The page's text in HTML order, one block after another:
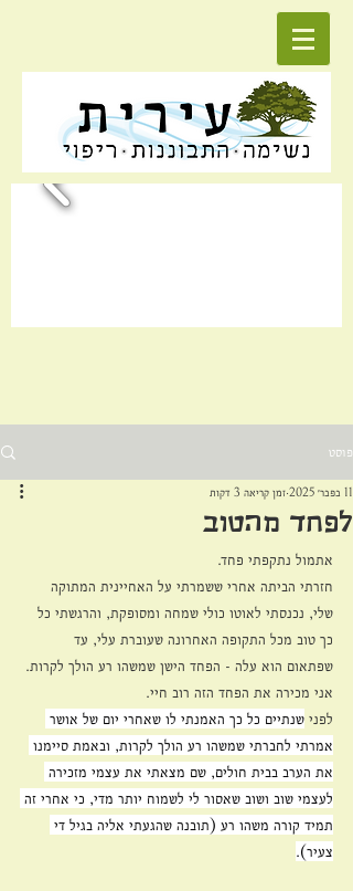
פוסט
לפחד מהטוב
11 בפבר׳ 2025 זמן קריאה 3 דקות
אתמול נתקפתי פחד.
חזרתי הביתה אחרי ששמרתי על האחיינית המתוקה
שלי, נכנסתי לאוטו כולי שמחה ומסופקת, והרגשתי כל
כך טוב מכל התקופה האחרונה שעוברת עלי, עד
שפתאום הוא עלה - הפחד הישן שמשהו רע הולך לקרות.
אני מכירה את הפחד הזה רוב חיי.
לפני שנתיים כל כך האמנתי לו שאחרי יום של אושר
אמרתי לחברתי שמשהו רע הולך לקרות, ובאמת סיימנו
את הערב בבית חולים, שם מצאתי את עצמי מזכירה
לעצמי שוב ושוב שאסור לי לשמוח יותר מדי, כי אחרי זה
תמיד קורה משהו רע (תובנה שהגעתי אליה בגיל די
צעיר).